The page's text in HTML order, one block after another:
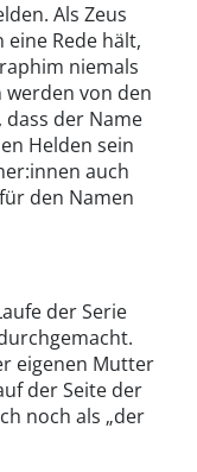
Als Zeus
eine Rede hält,
niemals
werden von den
der Name
Helden sein
auch
den Namen
der Serie
eigenen Mutter
der Seite der
noch als „der